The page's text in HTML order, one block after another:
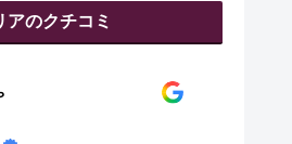
アのクチコミ